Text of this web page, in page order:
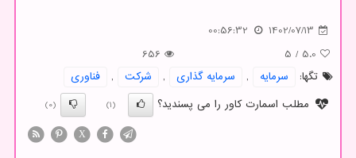
1402/07/13
00:56:32
5.0
/
5
656
تگها:
سرمایه , سرمایه گذاری , شركت ,
فناوری
مطلب اسمارت کاور را می پسندید؟
(1)
(0)
X